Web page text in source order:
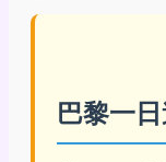
巴黎一